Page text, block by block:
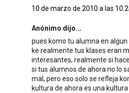
10 de marzo de 2010 a las
Anónimo dijo...
pues komo tu alumna en
ke realmente tus klases eran
interesantes, realmente si
si tus alumnos de ahora no lo
mal, pero eso solo se refleja
kultura de ahora es una kultura